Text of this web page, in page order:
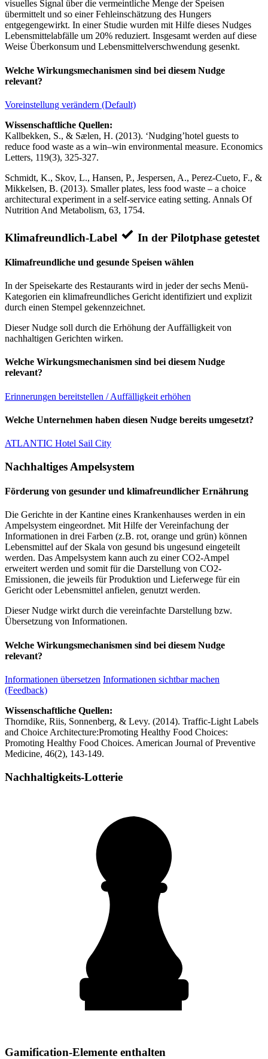
visuelles Signal über die vermeintliche Menge der Speisen
übermittelt und so einer Fehleinschätzung des Hungers
entgegengewirkt. In einer Studie wurden mit Hilfe dieses Nudges
Lebensmittelabfälle um 20% reduziert. Insgesamt werden auf diese
Weise Überkonsum und Lebensmittelverschwendung gesenkt.
Welche Wirkungsmechanismen sind bei diesem Nudge
relevant?
Voreinstellung verändern (Default)
Wissenschaftliche Quellen:
Kallbekken, S., & Sælen, H. (2013). ‘Nudging’hotel guests to
reduce food waste as a win–win environmental measure. Economics
Letters, 119(3), 325-327.
Schmidt, K., Skov, L., Hansen, P., Jespersen, A., Perez-Cueto, F., &
Mikkelsen, B. (2013). Smaller plates, less food waste – a choice
architectural experiment in a self-service eating setting. Annals Of
Nutrition And Metabolism, 63, 1754.
Klimafreundlich-Label In der Pilotphase getestet
Klimafreundliche und gesunde Speisen wählen
In der Speisekarte des Restaurants wird in jeder der sechs Menü-
Kategorien ein klimafreundliches Gericht identifiziert und explizit
durch einen Stempel gekennzeichnet.
Dieser Nudge soll durch die Erhöhung der Auffälligkeit von
nachhaltigen Gerichten wirken.
Welche Wirkungsmechanismen sind bei diesem Nudge
relevant?
Erinnerungen bereitstellen / Auffälligkeit erhöhen
Welche Unternehmen haben diesen Nudge bereits umgesetzt?
ATLANTIC Hotel Sail City
Nachhaltiges Ampelsystem
Förderung von gesunder und klimafreundlicher Ernährung
Die Gerichte in der Kantine eines Krankenhauses werden in ein
Ampelsystem eingeordnet. Mit Hilfe der Vereinfachung der
Informationen in drei Farben (z.B. rot, orange und grün) können
Lebensmittel auf der Skala von gesund bis ungesund eingeteilt
werden. Das Ampelsystem kann auch zu einer CO2-Ampel
erweitert werden und somit für die Darstellung von CO2-
Emissionen, die jeweils für Produktion und Lieferwege für ein
Gericht oder Lebensmittel anfielen, genutzt werden.
Dieser Nudge wirkt durch die vereinfachte Darstellung bzw.
Übersetzung von Informationen.
Welche Wirkungsmechanismen sind bei diesem Nudge
relevant?
Informationen übersetzen Informationen sichtbar machen
(Feedback)
Wissenschaftliche Quellen:
Thorndike, Riis, Sonnenberg, & Levy. (2014). Traffic-Light Labels
and Choice Architecture:Promoting Healthy Food Choices:
Promoting Healthy Food Choices. American Journal of Preventive
Medicine, 46(2), 143-149.
Nachhaltigkeits-Lotterie
Gamification-Elemente enthalten